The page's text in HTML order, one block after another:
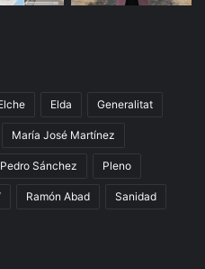
Elda Generalitat
María José Martínez
Pedro Sánchez Pleno
Ramón Abad Sanidad